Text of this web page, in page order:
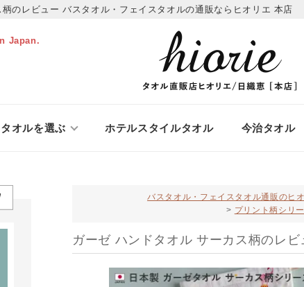
柄のレビューバスタオル・フェイスタオルの通販ならヒオリエ 本店
Japan.
タオルを選ぶ ホテルスタイルタオル 今治タオル
バスタオル・フェイスタオル通販のヒ
プリント柄シリ
ガーゼ ハンドタオル サーカス柄のレビ